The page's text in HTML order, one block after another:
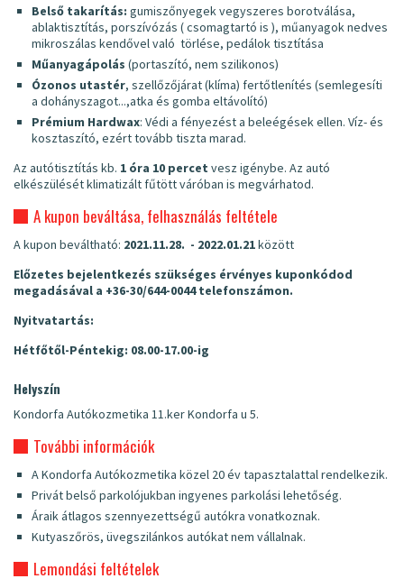
Belső takarítás: gumiszőnyegek vegyszeres borotválása,
ablaktisztítás, porszívózás ( csomagtartó is ), műanyagok nedves
mikroszálas kendővel való törlése, pedálok tisztítása
Műanyagápolás (portaszító, nem szilikonos)
Ózonos utastér, szellőzőjárat (klíma) fertőtlenítés (semlegesíti
a dohányszagot...,atka és gomba eltávolító)
Prémium Hardwax: Védi a fényezést a beleégések ellen. Víz- és
kosztaszító, ezért tovább tiszta marad.
Az autótisztítás kb. 1 óra 10 percet vesz igénybe. Az autó
elkészülését klimatizált fűtött váróban is megvárhatod.
A kupon beváltása, felhasználás feltétele
A kupon beváltható: 2021.11.28. - 2022.01.21között
Előzetes bejelentkezés szükséges érvényes kuponkódod
megadásával a +36-30/644-0044telefonszámon.
Nyitvatartás:
Hétfőtől-Péntekig: 08.00-17.00-ig
Helyszín
Kondorfa Autókozmetika 11.ker Kondorfa u 5.
További információk
A Kondorfa Autókozmetika közel 20 év tapasztalattal rendelkezik.
Privát belső parkolójukban ingyenes parkolási lehetőség.
Áraik átlagos szennyezettségű autókra vonatkoznak.
Kutyaszőrös, üvegszilánkos autókat nem vállalnak.
Lemondási feltételek